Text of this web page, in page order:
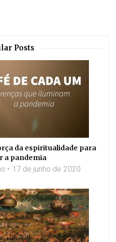
Posts
da espiritualidade para
a pandemia
17 de junho de 2020